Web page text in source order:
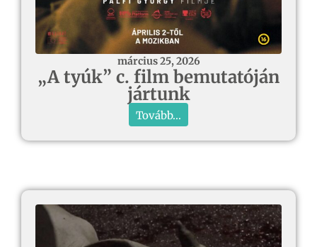
március 25, 2026
„A tyúk” c. film bemutatóján
jártunk
Tovább...